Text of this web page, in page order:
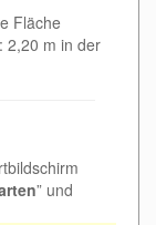
Fläche
2,20 m in der
” und